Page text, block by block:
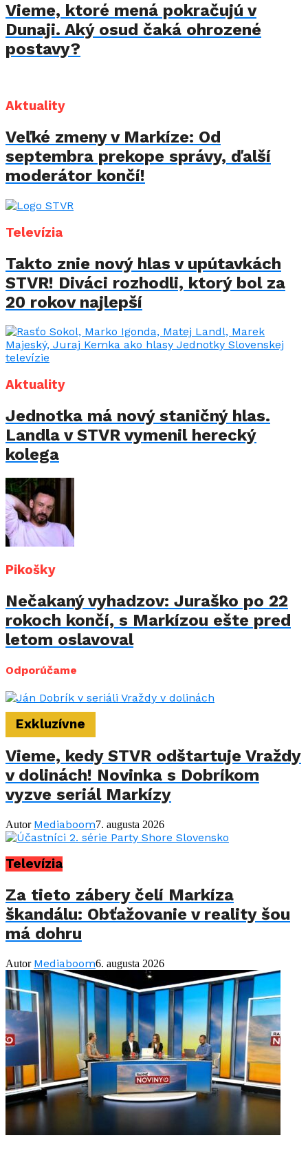
Vieme, ktoré mená pokračujú v
Dunaji. Aký osud čaká ohrozené
postavy?
Aktuality
Veľké zmeny v Markíze: Od
septembra prekope správy, ďalší
moderátor končí!
Televízia
Takto znie nový hlas v upútavkách
STVR! Diváci rozhodli, ktorý bol za
20 rokov najlepší
Aktuality
Jednotka má nový staničný hlas.
Landla v STVR vymenil herecký
kolega
Pikošky
Nečakaný vyhadzov: Juraško po 22
rokoch končí, s Markízou ešte pred
letom oslavoval
Odporúčame
Exkluzívne
Vieme, kedy STVR odštartuje Vraždy
v dolinách! Novinka s Dobríkom
vyzve seriál Markízy
Autor Mediaboom7. augusta 2026
Televízia
Za tieto zábery čelí Markíza
škandálu: Obťažovanie v reality šou
má dohru
Autor Mediaboom6. augusta 2026